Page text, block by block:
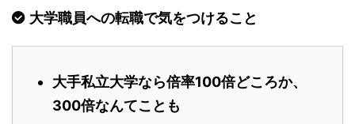
大学職員への転職で気をつけること
大手私立大学なら倍率100倍どころか、
300倍なんてことも